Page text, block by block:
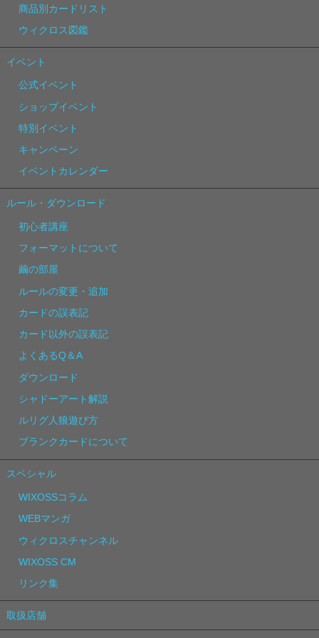
商品別カードリスト
ウィクロス図鑑
イベント
公式イベント
ショップイベント
特別イベント
キャンペーン
イベントカレンダー
ルール・ダウンロード
初心者講座
フォーマットについて
繭の部屋
ルールの変更・追加
カードの誤表記
カード以外の誤表記
よくあるQ＆A
ダウンロード
シャドーアート解説
ルリグ人狼遊び方
ブランクカードについて
スペシャル
WIXOSSコラム
WEBマンガ
ウィクロスチャンネル
WIXOSS CM
リンク集
取扱店舗